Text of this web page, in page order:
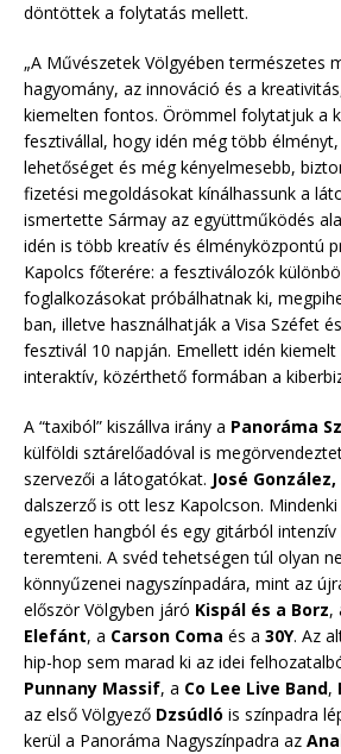
döntöttek a folytatás mellett.
„A Művészetek Völgyében természetes
hagyomány, az innováció és a
kiemelten fontos. Örömmel folytatjuk a
fesztivállal, hogy idén még több
lehetőséget és még kényelmesebb,
fizetési megoldásokat kínálhassunk a
ismertette Sármay az együttműködés
idén is több kreatív és élményközpontú
Kapolcs főterére: a fesztiválozók
foglalkozásokat próbálhatnak ki,
ban, illetve használhatják a Visa Széfet
fesztivál 10 napján. Emellett idén kiemelt
interaktív, közérthető formában a
A “taxiból” kiszállva irány a Panoráma
külföldi sztárelőadóval is
szervezői a látogatókat. José González,
dalszerző is ott lesz Kapolcson.
egyetlen hangból és egy gitárból
teremteni. A svéd tehetségen túl olyan
könnyűzenei nagyszínpadára, mint az
először Völgyben járó Kispál és a Borz,
Elefánt, a Carson Coma és a 30Y. Az
hip-hop sem marad ki az idei
Punnany Massif, a Co Lee Live Band,
az első Völgyező Dzsúdló is színpadra
kerül a Panoráma Nagyszínpadra az